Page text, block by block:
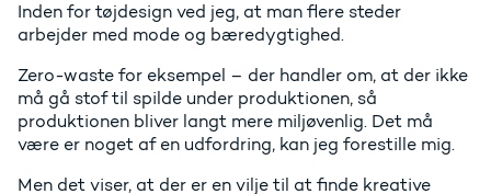
Inden for tøjdesign ved jeg, at man flere steder
arbejder med mode og bæredygtighed.
Zero-waste for eksempel – der handler om, at der ikke
må gå stof til spilde under produktionen, så
produktionen bliver langt mere miljøvenlig. Det må
være er noget af en udfordring, kan jeg forestille mig.
Men det viser, at der er en vilje til at finde kreative